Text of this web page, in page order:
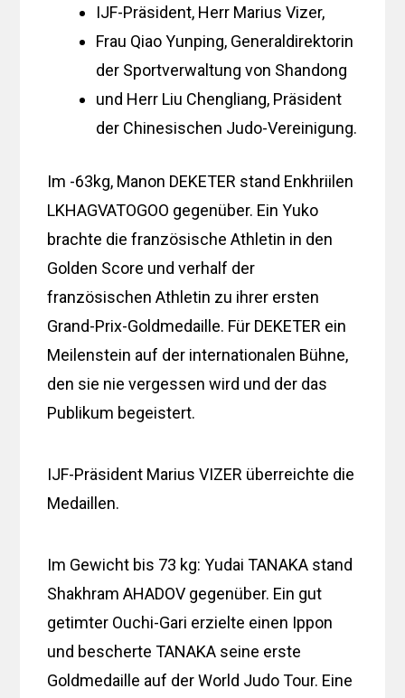
IJF-Präsident, Herr Marius Vizer,
Frau Qiao Yunping, Generaldirektorin
der Sportverwaltung von Shandong
und Herr Liu Chengliang, Präsident
der Chinesischen Judo-Vereinigung.
Im -63kg, Manon DEKETER stand Enkhriilen
LKHAGVATOGOO gegenüber. Ein Yuko
brachte die französische Athletin in den
Golden Score und verhalf der
französischen Athletin zu ihrer ersten
Grand-Prix-Goldmedaille. Für DEKETER ein
Meilenstein auf der internationalen Bühne,
den sie nie vergessen wird und der das
Publikum begeistert.
IJF-Präsident Marius VIZER überreichte die
Medaillen.
Im Gewicht bis 73 kg: Yudai TANAKA stand
Shakhram AHADOV gegenüber. Ein gut
getimter Ouchi-Gari erzielte einen Ippon
und bescherte TANAKA seine erste
Goldmedaille auf der World Judo Tour. Eine